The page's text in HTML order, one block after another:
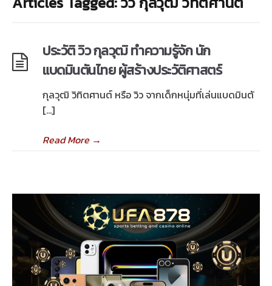
ประวัติ วิว กุลวุฒิ ทำความรู้จัก นัก
แบดมินตันไทย ผู้สร้างประวัติศาสตร์
กุลวุฒิ วิทิตศานต์ หรือ วิว จากเด็กหนุ่มที่เล่นแบดมินตั
[…]
Read More→